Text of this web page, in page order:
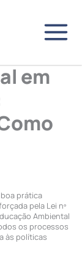
em
prática
pela Lei nº
Ambiental
os processos
às políticas